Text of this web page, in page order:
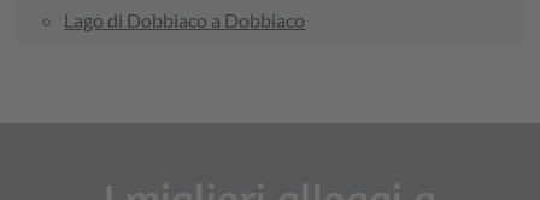
Lago di Dobbiaco a Dobbiaco